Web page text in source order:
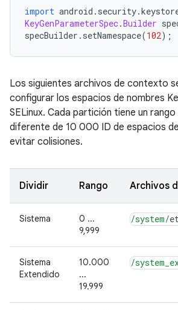
import android . security.
KeyGenParameterSpec.Builder
specBuilder . setNamespace(102);
Los siguientes archivos de contexto
configurar los espacios de nombres
SELinux. Cada partición tiene un
diferente de 10 000 ID de espacios
evitar colisiones.
Dividir Rango Archivos
Sistema
0 ...
9,999
/system/
Sistema
Extendido
10.000
...
19.999
/